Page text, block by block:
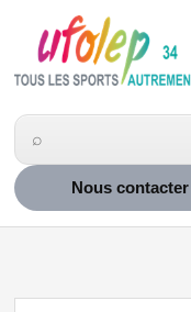
Nous contacter